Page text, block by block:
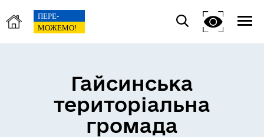
Гайсинська
територіальна
громада